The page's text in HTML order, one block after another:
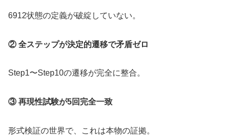
6912状態の定義が破綻していない。
② 全ステップが決定的遷移で矛盾ゼロ
Step1〜Step10の遷移が完全に整合。
③ 再現性試験が5回完全一致
形式検証の世界で、これは本物の証拠。